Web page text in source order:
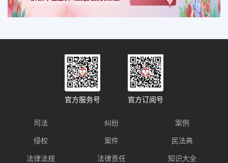
官方服务号 官方订阅号
司法 纠纷 案例
侵权 案件 民法典
法律法规 法律责任 知识大全